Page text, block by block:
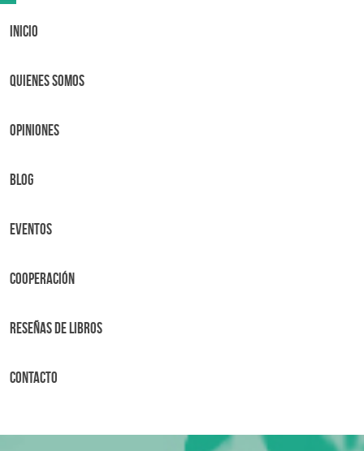
Toggle
Inicio
Quienes Somos
OPINIONES
BLOG
Eventos
Cooperación
Reseñas de libros
Contacto